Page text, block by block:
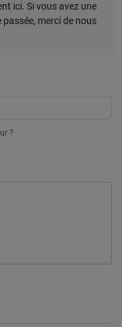
ici. Si vous avez une
merci de nous
?